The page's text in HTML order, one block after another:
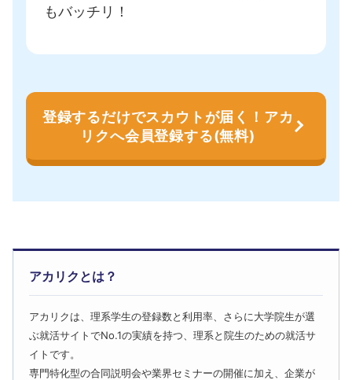
もバッチリ！
登録するだけでスカウトが届く！アカ
リクへ会員登録する(無料)
アカリクとは？
アカリクは、理系学生の登録数と利用率、さらに大学院生が選
ぶ就活サイトでNo.1の実績を持つ、理系と院生のための就活サ
イトです。
専門特化型の合同説明会や業界セミナーの開催に加え、企業が